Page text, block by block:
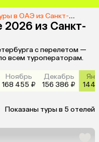
в ОАЭ из Санкт-Петербурга
из Санкт-
с перелетом —
всем туроператорам.
Ноябрь
168 455 ₽
Декабрь
156 386 ₽
144
Показаны туры в 5 отелей